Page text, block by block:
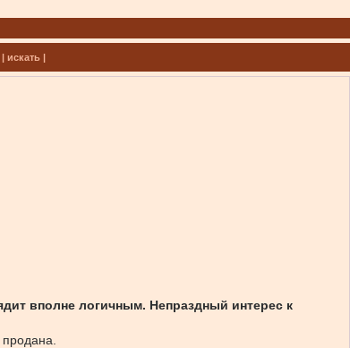
| искать |
вполне логичным. Непраздный интерес к